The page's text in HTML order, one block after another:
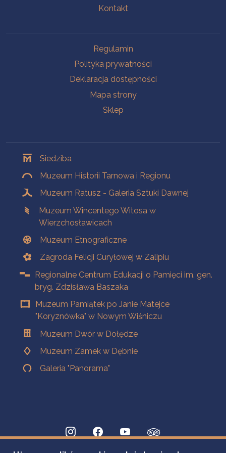
Kontakt
Regulamin
Polityka prywatności
Deklaracja dostępności
Mapa strony
Sklep
Siedziba
Muzeum Historii Tarnowa i Regionu
Muzeum Ratusz - Galeria Sztuki Dawnej
Muzeum Wincentego Witosa w
Wierzchosławicach
Muzeum Etnograficzne
Zagroda Felicji Curyłowej w Zalipiu
Regionalne Centrum Edukacji o Pamięci im. gen.
bryg. Zdzisława Baszaka
Muzeum Pamiątek po Janie Matejce
"Koryznówka" w Nowym Wiśniczu
Muzeum Dwór w Dołędze
Muzeum Zamek w Dębnie
Galeria "Panorama"